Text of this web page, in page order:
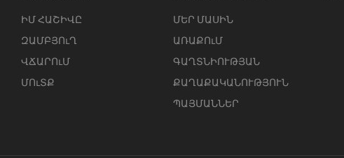
ԻՄ ՀԱՇԻՎԸ
ԶԱՄԲՅՈւՂ
ՎՃԱՐՈւՄ
ՄՈւՏՔ
ՄԵՐ ՄԱՍԻՆ
ԱՌԱՔՈւՄ
ԳԱՂՏՆԻՈՒԹՅԱՆ
ՔԱՂԱՔԱԿԱՆՈՒԹՅՈՒՆ
ՊԱՅՄԱՆՆԵՐ